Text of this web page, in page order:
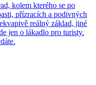
kolem kterého se po
přízracích a podivných
reálný základ, jiné
jen o lákadlo pro turisty.